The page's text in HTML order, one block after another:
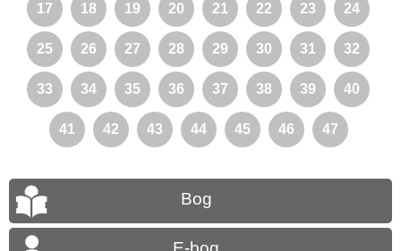
17 18 19 20 21 22 23 24
25 26 27 28 29 30 31 32
33 34 35 36 37 38 39 40
41 42 43 44 45 46 47
Bog